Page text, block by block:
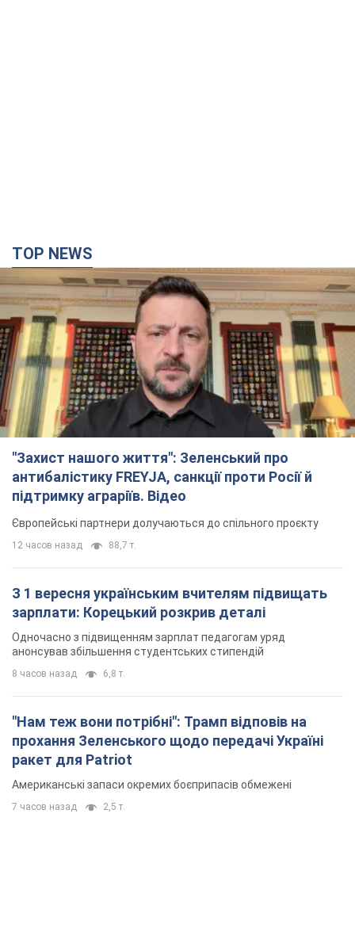
"Захист нашого життя": Зеленський про
антибалістику FREYJA, санкції проти Росії й
підтримку аграріїв. Відео
Європейські партнери долучаються до спільного проєкту
12 часов назад 88,7 т.
З 1 вересня українським вчителям підвищать
зарплати: Корецький розкрив деталі
Одночасно з підвищенням зарплат педагогам уряд
анонсував збільшення студентських стипендій
8 часов назад
"Нам теж вони потрібні": Трамп відповів на
ракет для Patriot
7 часов назад 2,5 т.